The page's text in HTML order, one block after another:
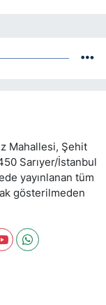
Mahallesi, Şehit
Sarıyer/İstanbul
yayınlanan tüm
gösterilmeden